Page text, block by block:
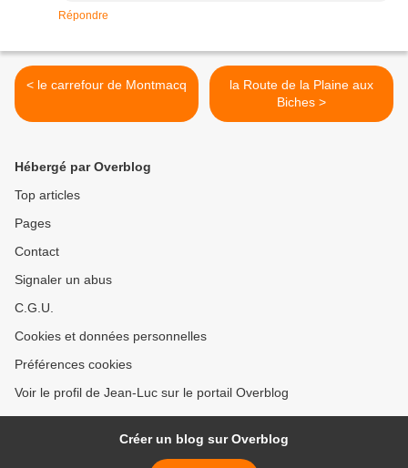
Répondre
< le carrefour de Montmacq
la Route de la Plaine aux
Biches >
Hébergé par Overblog
Top articles
Pages
Contact
Signaler un abus
C.G.U.
Cookies et données personnelles
Préférences cookies
Voir le profil de Jean-Luc sur le portail Overblog
Créer un blog sur Overblog